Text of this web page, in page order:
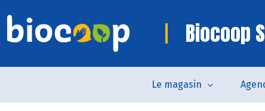
Biocoop
Le magasin